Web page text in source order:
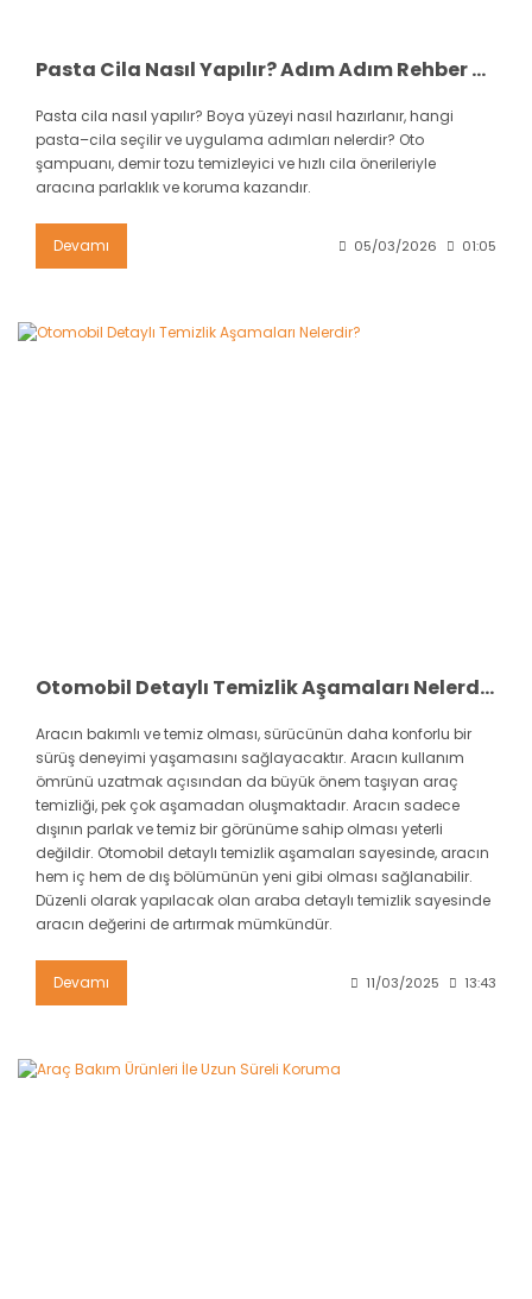
Pasta Cila Nasıl Yapılır? Adım Adım Rehber + Ürün Seçimi
Pasta cila nasıl yapılır? Boya yüzeyi nasıl hazırlanır, hangi
pasta–cila seçilir ve uygulama adımları nelerdir? Oto
şampuanı, demir tozu temizleyici ve hızlı cila önerileriyle
aracına parlaklık ve koruma kazandır.
Devamı 05/03/2026 01:05
Otomobil Detaylı Temizlik Aşamaları Nelerdir?
Aracın bakımlı ve temiz olması, sürücünün daha konforlu bir
sürüş deneyimi yaşamasını sağlayacaktır. Aracın kullanım
ömrünü uzatmak açısından da büyük önem taşıyan araç
temizliği, pek çok aşamadan oluşmaktadır. Aracın sadece
dışının parlak ve temiz bir görünüme sahip olması yeterli
değildir. Otomobil detaylı temizlik aşamaları sayesinde, aracın
hem iç hem de dış bölümünün yeni gibi olması sağlanabilir.
Düzenli olarak yapılacak olan araba detaylı temizlik sayesinde
aracın değerini de artırmak mümkündür.
Devamı 11/03/2025 13:43